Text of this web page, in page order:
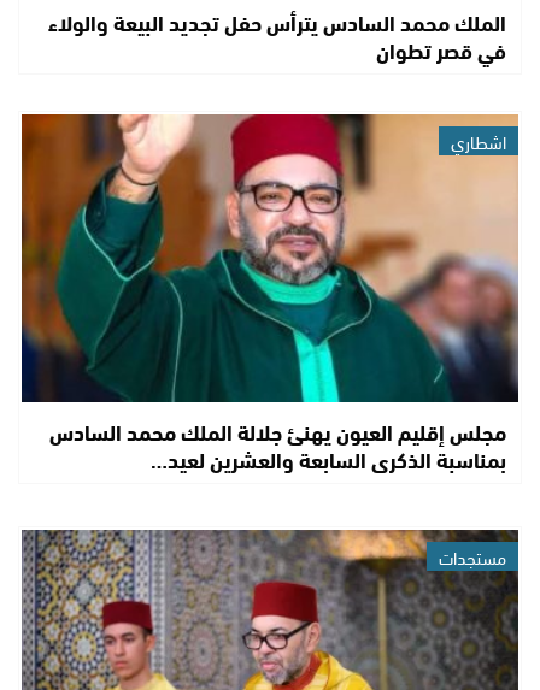
الملك محمد السادس يترأس حفل تجديد البيعة والولاء
في قصر تطوان
اشطاري
مجلس إقليم العيون يهنئ جلالة الملك محمد السادس
بمناسبة الذكرى السابعة والعشرين لعيد…
مستجدات